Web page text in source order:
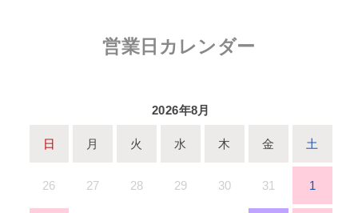
営業日カレンダー
2026年8月
日 月 火 水 木 金 土
26 27 28 29 30 31 1